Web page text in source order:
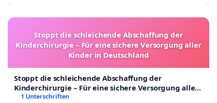
Stoppt die schleichende Abschaffung der
Kinderchirurgie – Für eine sichere Versorgung aller
Kinder in Deutschland
Stoppt die schleichende Abschaffung der
Kinderchirurgie – Für eine sichere Versorgung aller
Kinder in Deutschland
1 Unterschriften